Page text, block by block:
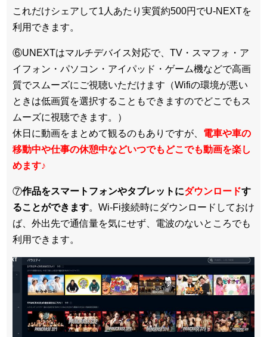
これだけシェアして1人あたり実質約500円でU-NEXTを
利用できます。
⑥UNEXTはマルチデバイス対応で、TV・スマフォ・ア
イフォン・パソコン・アイパッド・ゲーム機などで高画
質でスムーズにご視聴いただけます（Wifiの環境が悪い
ときは低画質を選択することもできますのでどこでもス
ムーズに視聴できます。）
休日に動画をまとめて観るのもありですが、 電車や車の
移動中や仕事の休憩中などいつでもどこでも動画を楽し
めます♪
⑦作品をスマートフォンやタブレットにダウンロードす
ることができます。Wi-Fi接続時にダウンロードしておけ
ば、外出先で通信量を気にせず、電波のないところでも
利用できます。